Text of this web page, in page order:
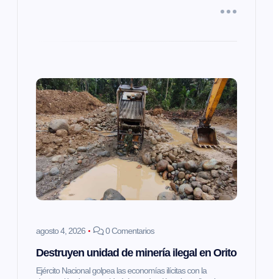
agosto 4, 2026 0 Comentarios
Destruyen unidad de minería ilegal en Orito
Ejército Nacional golpea las economías ilícitas con la